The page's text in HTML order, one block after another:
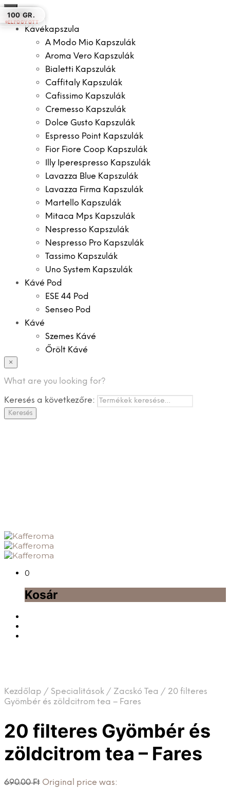
×
Kávékapszula
A Modo Mio Kapszulák
Aroma Vero Kapszulák
Bialetti Kapszulák
Caffitaly Kapszulák
Cafissimo Kapszulák
Cremesso Kapszulák
Dolce Gusto Kapszulák
Espresso Point Kapszulák
Fior Fiore Coop Kapszulák
Illy Iperespresso Kapszulák
Lavazza Blue Kapszulák
Lavazza Firma Kapszulák
Martello Kapszulák
Mitaca Mps Kapszulák
Nespresso Kapszulák
Nespresso Pro Kapszulák
Tassimo Kapszulák
Uno System Kapszulák
Kávé Pod
ESE 44 Pod
Senseo Pod
Kávé
Szemes Kávé
Őrölt Kávé
Instant Kávé
Zacskó Tea
Tartozékok
×
What are you looking for?
Keresés a következőre:
Keresés
0
Kosár
20 DB.
Kezdőlap / Specialitások / Zacskó Tea / 20 filteres
Gyömbér és zöldcitrom tea – Fares
20 filteres Gyömbér és
zöldcitrom tea – Fares
690.00Ft Original price was:
20 DB.
20 DB.
180 DB.
100 GR.
20 DB.
ELFOGYOTT
100 GR.